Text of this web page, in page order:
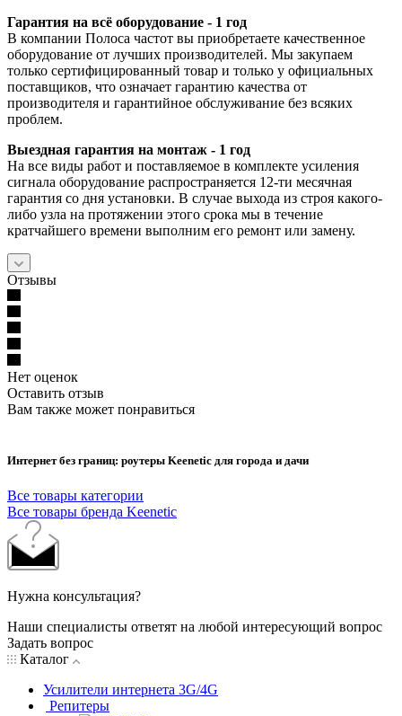
Гарантия на всё оборудование - 1 год
В компании Полоса частот вы приобретаете качественное
оборудование от лучших производителей. Мы закупаем
только сертифицированный товар и только у официальных
поставщиков, что означает гарантию качества от
производителя и гарантийное обслуживание без всяких
проблем.
Выездная гарантия на монтаж - 1 год
На все виды работ и поставляемое в комплекте усиления
сигнала оборудование распространяется 12-ти месячная
гарантия со дня установки. В случае выхода из строя какого-
либо узла на протяжении этого срока мы в течение
кратчайшего времени выполним его ремонт или замену.
Отзывы
Нет оценок
Оставить отзыв
Вам также может понравиться
Интернет без границ: роутеры Keenetic для города и дачи
Все товары категории
Все товары бренда Keenetic
Нужна консультация?
Наши специалисты ответят на любой интересующий вопрос
Задать вопрос
Каталог
Усилители интернета 3G/4G
Репитеры